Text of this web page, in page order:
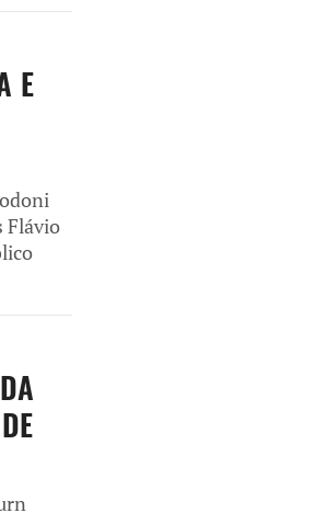
E
Flávio